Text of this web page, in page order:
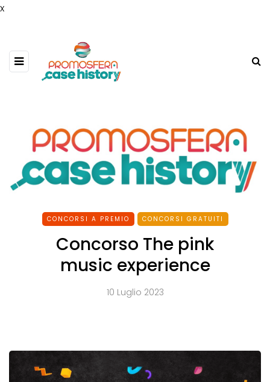
x
CONCORSI A PREMIO CONCORSI GRATUITI
Concorso The pink
music experience
10 Luglio 2023